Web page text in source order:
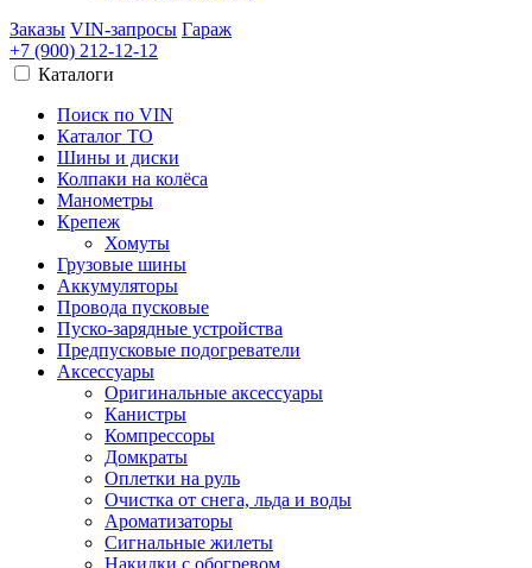
Заказы VIN-запросы Гараж
+7 (900) 212-12-12
Каталоги
Поиск по VIN
Каталог ТО
Шины и диски
Колпаки на колёса
Манометры
Крепеж
Хомуты
Грузовые шины
Аккумуляторы
Провода пусковые
Пуско-зарядные устройства
Предпусковые подогреватели
Аксессуары
Оригинальные аксессуары
Канистры
Компрессоры
Домкраты
Оплетки на руль
Очистка от снега, льда и воды
Ароматизаторы
Сигнальные жилеты
Накидки с обогревом